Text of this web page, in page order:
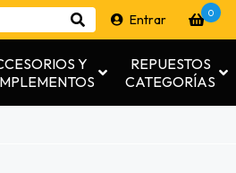
Entrar 0
Y
REPUESTOS
CATEGORÍAS